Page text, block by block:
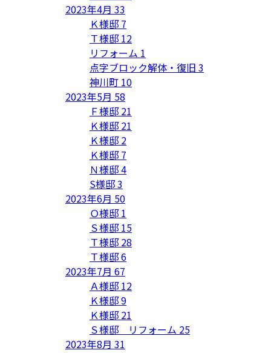
2023年4月 33
Ｋ様邸 7
Ｔ様邸 12
リフォーム 1
点字ブロック解体・復旧 3
神川町 10
2023年5月 58
Ｆ様邸 21
Ｋ様邸 21
Ｋ様邸 2
Ｋ様邸 7
Ｎ様邸4
S様邸3
2023年6月 50
Ｏ様邸 1
Ｓ様邸 15
Ｔ様邸 28
Ｔ様邸6
2023年7月 67
Ａ様邸 12
Ｋ様邸9
Ｋ様邸 21
Ｓ様邸 リフォーム 25
2023年8月 31